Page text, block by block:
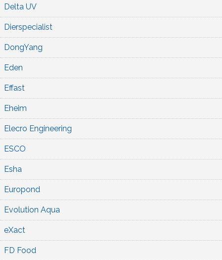
Delta UV
Dierspecialist
DongYang
Eden
Effast
Eheim
Elecro Engineering
ESCO
Esha
Europond
Evolution Aqua
eXact
FD Food